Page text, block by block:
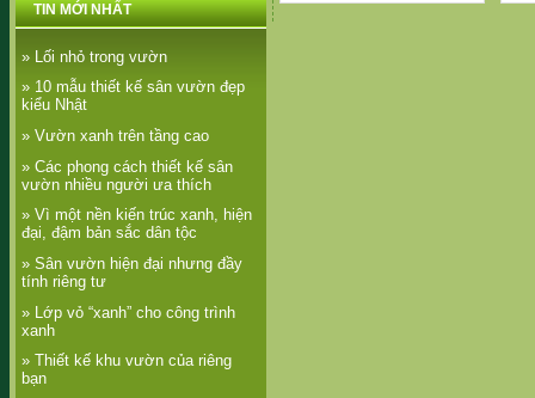
TIN MỚI NHẤT
» Lối nhỏ trong vườn
» 10 mẫu thiết kế sân vườn đẹp
kiểu Nhật
» Vườn xanh trên tầng cao
» Các phong cách thiết kế sân
vườn nhiều người ưa thích
» Vì một nền kiến trúc xanh, hiện
đại, đậm bản sắc dân tộc
» Sân vườn hiện đại nhưng đầy
tính riêng tư
» Lớp vỏ “xanh” cho công trình
xanh
» Thiết kế khu vườn của riêng
bạn